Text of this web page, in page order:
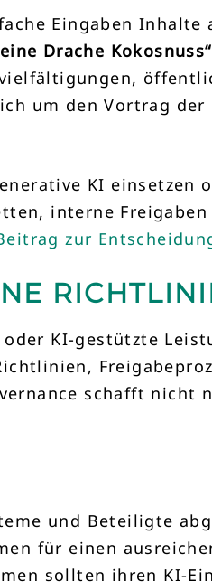
Eingaben Inhalte
Drache Kokosnuss“
um den Vortrag
KI
interne
zur
KI-gestützte
schafft nicht
und Beteiligte
für einen
sollten ihren KI-